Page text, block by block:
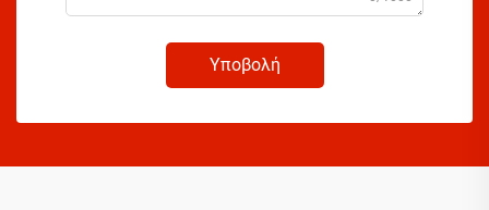
Υποβολή